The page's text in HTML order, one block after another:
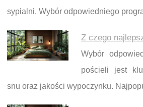
sypialni. Wybór odpowiedniego
Z czego
Wybór
pościeli jest
snu oraz jakości wypoczynku.